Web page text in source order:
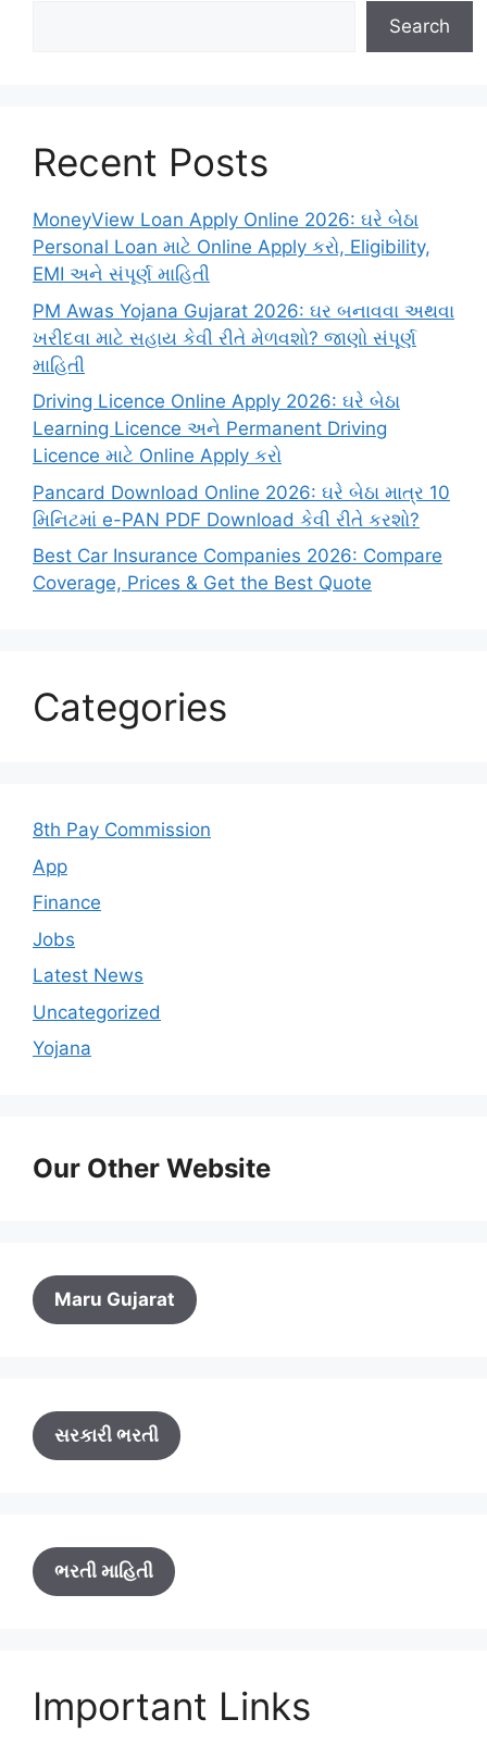
Search
Recent Posts
MoneyView Loan Apply Online 2026: ઘરે બેઠા
Personal Loan માટે Online Apply કરો, Eligibility,
EMI અને સંપૂર્ણ માહિતી
PM Awas Yojana Gujarat 2026: ઘર બનાવવા અથવા
ખરીદવા માટે સહાય કેવી રીતે મેળવશો? જાણો સંપૂર્ણ
માહિતી
Driving Licence Online Apply 2026: ઘરે બેઠા
Learning Licence અને Permanent Driving
Licence માટે Online Apply કરો
Pancard Download Online 2026: ઘરે બેઠા માત્ર 10
મિનિટમાં e-PAN PDF Download કેવી રીતે કરશો?
Best Car Insurance Companies 2026: Compare
Coverage, Prices & Get the Best Quote
Categories
8th Pay Commission
App
Finance
Jobs
Latest News
Uncategorized
Yojana
Our Other Website
Maru Gujarat
સરકારી ભરતી
ભરતી માહિતી
Important Links